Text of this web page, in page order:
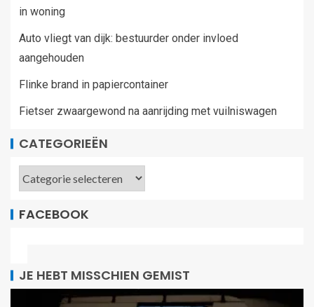
in woning
Auto vliegt van dijk: bestuurder onder invloed
aangehouden
Flinke brand in papiercontainer
Fietser zwaargewond na aanrijding met vuilniswagen
CATEGORIEËN
FACEBOOK
JE HEBT MISSCHIEN GEMIST